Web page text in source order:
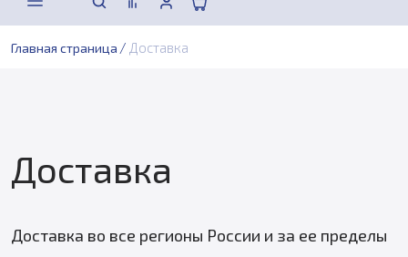
Главная страница / Доставка
Доставка
Доставка во все регионы России и за ее пределы